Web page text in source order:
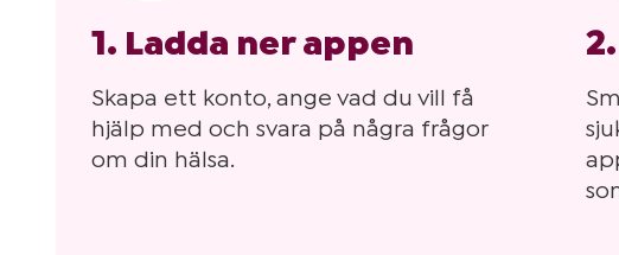
1. Ladda ner appen
Skapa ett konto, ange vad du vill få
hjälp med och svara på några frågor
om din hälsa.